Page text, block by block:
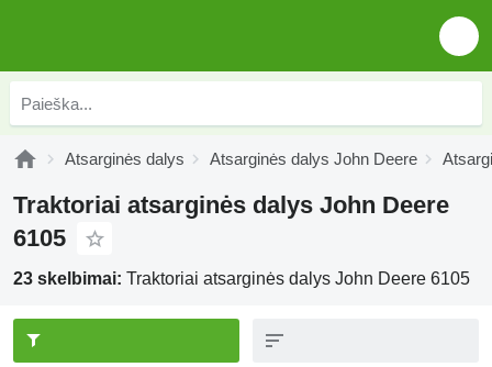
Atsarginės dalys Atsarginės dalys John Deere
Traktoriai atsarginės dalys John Deere
6105
23 skelbimai: Traktoriai atsarginės dalys John Deere 6105